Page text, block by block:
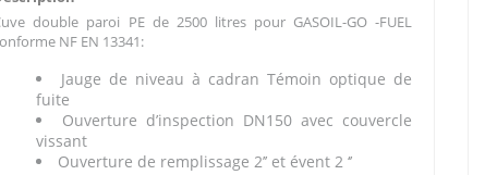
double paroi PE de 2500 litres pour GASOIL-GO -FUEL
NF EN 13341:
Jauge de niveau à cadran Témoin optique de
fuite
Ouverture d’inspection DN150 avec couvercle
vissant
Ouverture de remplissage 2’’ et évent 2 ‘’